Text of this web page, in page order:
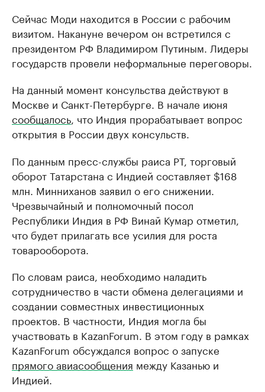
Сейчас Моди находится в России с рабочим
визитом. Накануне вечером он встретился с
президентом РФ Владимиром Путиным. Лидеры
государств провели неформальные переговоры.
На данный момент консульства действуют в
Москве и Санкт-Петербурге. В начале июня
сообщалось , что Индия прорабатывает вопрос
открытия в России двух консульств.
По данным пресс-службы раиса РТ, торговый
оборот Татарстана с Индией составляет $168
млн. Минниханов заявил о его снижении.
Чрезвычайный и полномочный посол
Республики Индия в РФ Винай Кумар отметил,
что будет прилагать все усилия для роста
товарооборота.
По словам раиса, необходимо наладить
сотрудничество в части обмена делегациями и
создании совместных инвестиционных
проектов. В частности, Индия могла бы
участвовать в KazanForum. В этом году в рамках
KazanForum обсуждался вопрос о запуске
прямого авиасообщения между Казанью и
Индией.